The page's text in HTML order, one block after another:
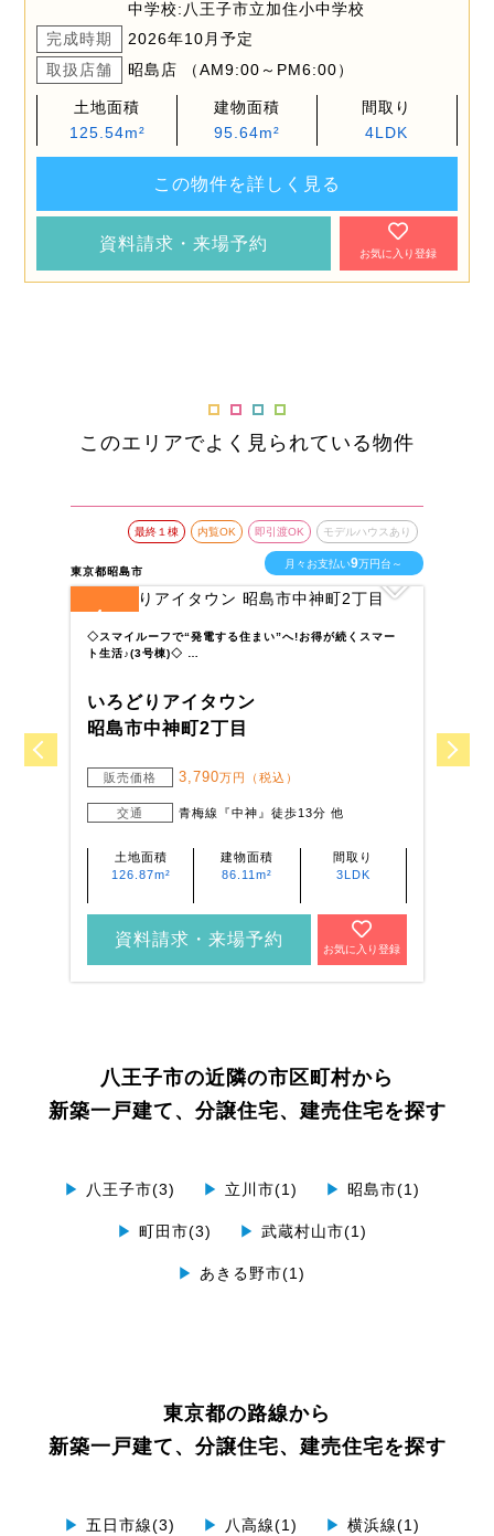
中学校:八王子市立加住小中学校
完成時期
2026年10月予定
取扱店舗
昭島店 （AM9:00～PM6:00）
土地面積
125.54m²
建物面積
95.64m²
間取り
4LDK
この物件を詳しく見る
資料請求・来場予約
お気に入り登録
このエリアでよく見られている物件
東京都昭島市
最終１棟 内覧OK 即引渡OK モデルハウスあり
月々お支払い9万円台～
4
◇スマイルーフで“発電する住まい”へ!お得が続くスマー
ト生活♪(3号棟)◇ …
いろどりアイタウン
昭島市中神町2丁目
販売価格 3,790万円（税込）
交通 青梅線『中神』徒歩13分 他
土地面積
126.87m²
建物面積
86.11m²
間取り
3LDK
資料請求・来場予約
お気に入り登録
八王子市の近隣の市区町村から
新築一戸建て、分譲住宅、建売住宅を探す
▶ 八王子市(3) ▶ 立川市(1) ▶ 昭島市(1)
▶ 町田市(3) ▶ 武蔵村山市(1)
▶ あきる野市(1)
東京都の路線から
新築一戸建て、分譲住宅、建売住宅を探す
▶ 五日市線(3) ▶ 八高線(1) ▶ 横浜線(1)